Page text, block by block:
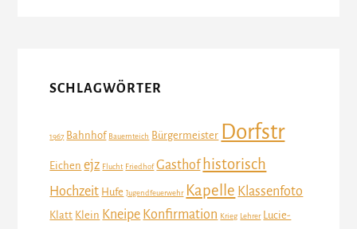
SCHLAGWÖRTER
1967 Bahnhof Bauernteich Bürgermeister Dorfstr
Eichen ejz Flucht Friedhof Gasthof historisch
Hochzeit Hufe Jugendfeuerwehr Kapelle Klassenfoto
Klatt Klein Kneipe Konfirmation Krieg Lehrer
Lucie-